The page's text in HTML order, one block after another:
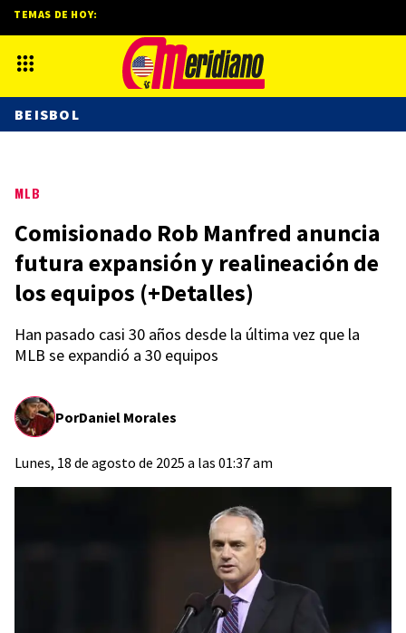
MLB
Comisionado Rob Manfred anuncia
futura expansión y realineación de
los equipos (+Detalles)
Han pasado casi 30 años desde la última vez que la
MLB se expandió a 30 equipos
PorDaniel Morales
Lunes, 18 de agosto de 2025 a las 01:37 am
TEMAS DE HOY:
BEISBOL